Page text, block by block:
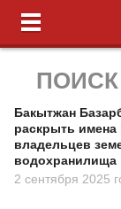
Бакытжан
раскрыть
владельцев
водохранилища
2 сентября 2025